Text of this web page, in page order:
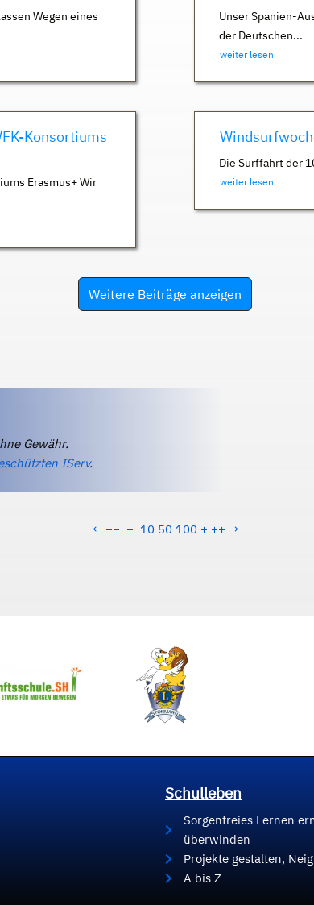
Wegen eines
Unser Spanien-
der Deutschen...
weiter lesen
Konsortiums
Erasmus+ Wir
Die Surffahrt der
weiter lesen
Weitere Beiträge anzeigen
Gewähr.
IServ.
← −− − 10 50 100 + ++ →
Schulleben
Sorgenfreies Lernen
überwinden
Projekte gestalten,
A bis Z